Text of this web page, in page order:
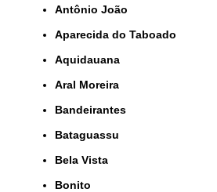
Antônio João
Aparecida do Taboado
Aquidauana
Aral Moreira
Bandeirantes
Bataguassu
Bela Vista
Bonito